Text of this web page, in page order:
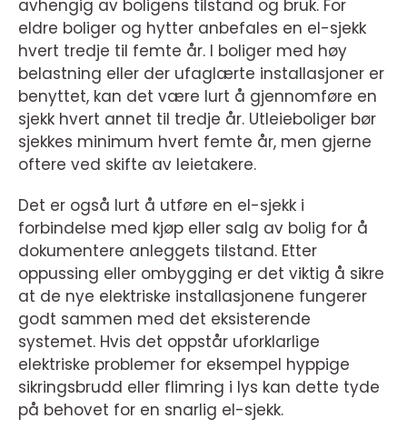
avhengig av boligens tilstand og bruk. For
eldre boliger og hytter anbefales en el-sjekk
hvert tredje til femte år. I boliger med høy
belastning eller der ufaglærte installasjoner er
benyttet, kan det være lurt å gjennomføre en
sjekk hvert annet til tredje år. Utleieboliger bør
sjekkes minimum hvert femte år, men gjerne
oftere ved skifte av leietakere.
Det er også lurt å utføre en el-sjekk i
forbindelse med kjøp eller salg av bolig for å
dokumentere anleggets tilstand. Etter
oppussing eller ombygging er det viktig å sikre
at de nye elektriske installasjonene fungerer
godt sammen med det eksisterende
systemet. Hvis det oppstår uforklarlige
elektriske problemer for eksempel hyppige
sikringsbrudd eller flimring i lys kan dette tyde
på behovet for en snarlig el-sjekk.